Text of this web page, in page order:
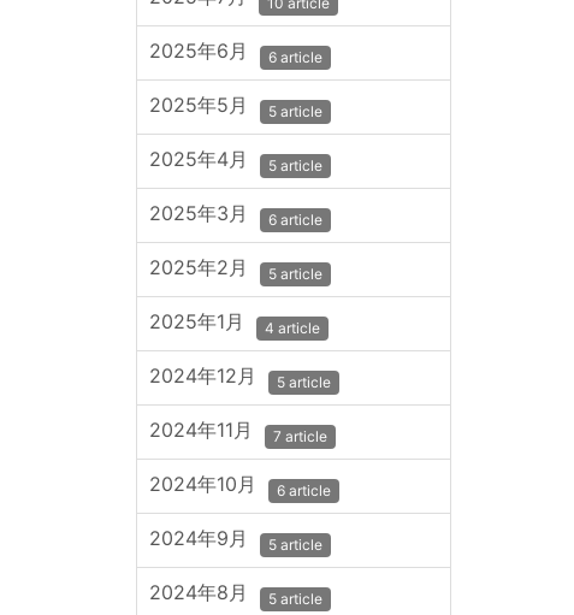
2025年6月 6 article
2025年5月 5 article
2025年4月 5 article
2025年3月 6 article
2025年2月 5 article
2025年1月 4 article
2024年12月 5 article
2024年11月 7 article
2024年10月 6 article
2024年9月 5 article
2024年8月 5 article